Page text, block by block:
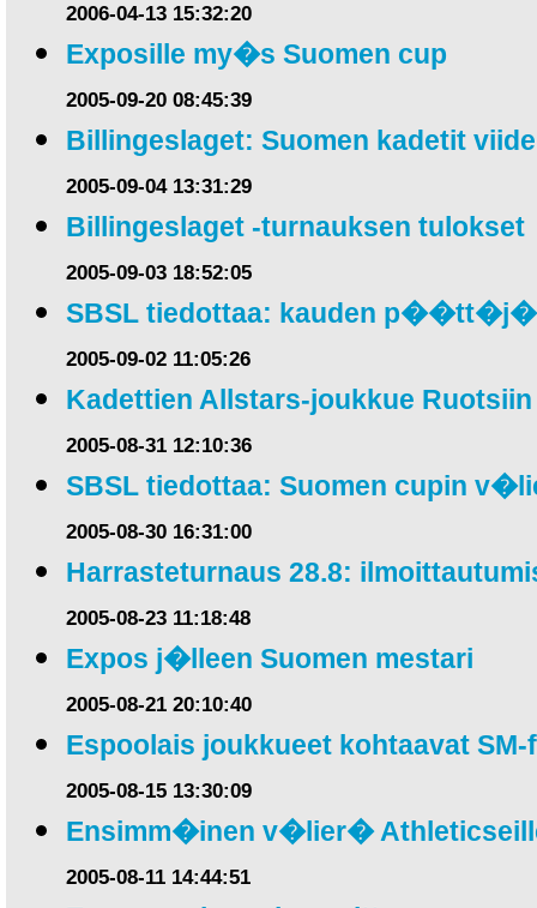
2006-04-13 15:32:20
Exposille my�s Suomen cup
2005-09-20 08:45:39
Billingeslaget: Suomen kadetit
2005-09-04 13:31:29
Billingeslaget -turnauksen tulokset
2005-09-03 18:52:05
SBSL tiedottaa: kauden
2005-09-02 11:05:26
Kadettien Allstars-joukkue Ruotsiin
2005-08-31 12:10:36
SBSL tiedottaa: Suomen cupin
2005-08-30 16:31:00
Harrasteturnaus 28.8:
2005-08-23 11:18:48
Expos j�lleen Suomen mestari
2005-08-21 20:10:40
Espoolais joukkueet kohtaavat
2005-08-15 13:30:09
Ensimm�inen v�lier�
2005-08-11 14:44:51